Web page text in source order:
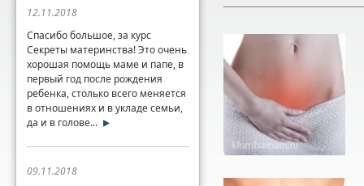
12.11.2018
Спасибо большое, за курс
Секреты материнства! Это очень
хорошая помощь маме и папе, в
первый год после рождения
ребенка, столько всего меняется
в отношениях и в укладе семьи,
да и в голове...
09.11.2018